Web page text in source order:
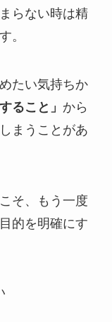
らない時は精
。
たい気持ちか
ること」 から
まうことがあ
そ、もう一度
的を明確にす